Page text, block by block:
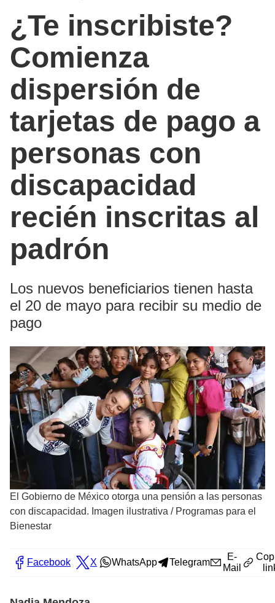
¿Te inscribiste?
Comienza
dispersión de
tarjetas de pago a
personas con
discapacidad
recién inscritas al
padrón
Los nuevos beneficiarios tienen hasta
el 20 de mayo para recibir su medio de
pago
El Gobierno de México otorga una pensión a las personas
con discapacidad. Imagen ilustrativa / Programas para el
Bienestar
Facebook X WhatsApp Telegram
E-
Mail